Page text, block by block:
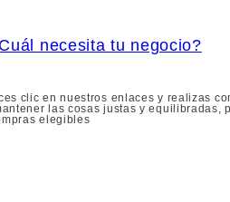
necesita tu negocio?
clic en nuestros enlaces y realizas
las cosas justas y equilibradas,
elegibles